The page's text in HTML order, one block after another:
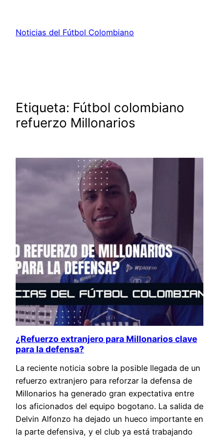
contenido
Noticias del Fútbol Colombiano
Etiqueta: Fútbol colombiano
refuerzo Millonarios
¿Refuerzo extranjero para Millonarios clave
para la defensa?
La reciente noticia sobre la posible llegada de un
refuerzo extranjero para reforzar la defensa de
Millonarios ha generado gran expectativa entre
los aficionados del equipo bogotano. La salida de
Delvin Alfonzo ha dejado un hueco importante en
la parte defensiva, y el club ya está trabajando